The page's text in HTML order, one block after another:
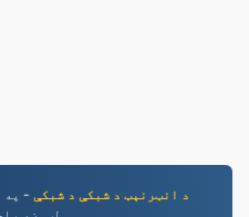
د انټرنېټ د شبکې د شبکې - په